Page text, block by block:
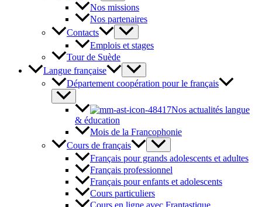
Nos missions
Nos partenaires
Contacts
Emplois et stages
Tour de Suède
Langue française
Département coopération pour le français
Nos actualités langue
& éducation
Mois de la Francophonie
Cours de français
Français pour grands adolescents et adultes
Français professionnel
Français pour enfants et adolescents
Cours particuliers
Cours en ligne avec Frantastique